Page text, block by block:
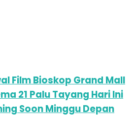
Film Bioskop Grand Mall
21 Palu Tayang Hari Ini
Soon Minggu Depan